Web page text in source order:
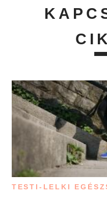
TESTI-LELKI